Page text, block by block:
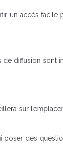
un accès facile
diffusion sont
sur
poser des